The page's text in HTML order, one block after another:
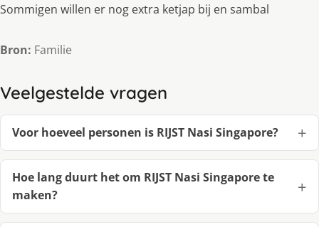
Sommigen willen er nog extra ketjap bij en sambal
Bron: Familie
Veelgestelde vragen
Voor hoeveel personen is RIJST Nasi Singapore?
Hoe lang duurt het om RIJST Nasi Singapore te
maken?